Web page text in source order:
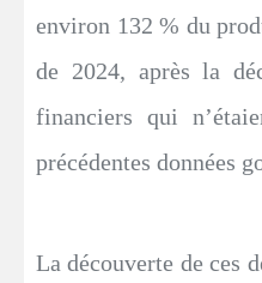
environ 132 % du
de 2024, après la
financiers qui
précédentes données
La découverte de ces